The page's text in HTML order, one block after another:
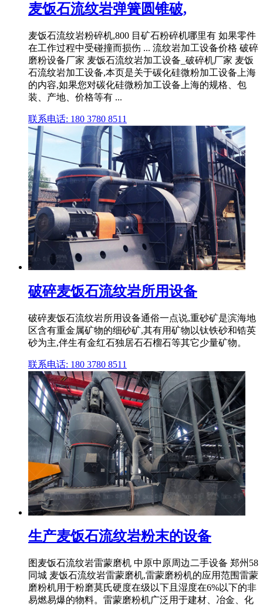
麦饭石流纹岩弹簧圆锥破,
麦饭石流纹岩粉碎机,800 目矿石粉碎机哪里有 如果零件
在工作过程中受碰撞而损伤 ... 流纹岩加工设备价格 破碎
磨粉设备厂家 麦饭石流纹岩加工设备_破碎机厂家 麦饭
石流纹岩加工设备,本页是关于碳化硅微粉加工设备上海
的内容,如果您对碳化硅微粉加工设备上海的规格、包
装、产地、价格等有 ...
联系电话: 180 3780 8511
破碎麦饭石流纹岩所用设备
破碎麦饭石流纹岩所用设备通俗一点说,重砂矿是滨海地
区含有重金属矿物的细砂矿,其有用矿物以钛铁砂和锆英
砂为主,伴生有金红石独居石石榴石等其它少量矿物。
联系电话: 180 3780 8511
生产麦饭石流纹岩粉末的设备
图麦饭石流纹岩雷蒙磨机 中原中原周边二手设备 郑州58
同城 麦饭石流纹岩雷蒙磨机,雷蒙磨粉机的应用范围雷蒙
磨粉机用于粉磨莫氏硬度在级以下且湿度在6%以下的非
易燃易爆的物料。雷蒙磨粉机广泛用于建材、冶金、化